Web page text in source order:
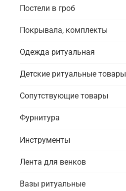
Постели в гроб
Покрывала, комплекты
Одежда ритуальная
Детские ритуальные товары
Сопутствующие товары
Фурнитура
Инструменты
Лента для венков
Вазы ритуальные